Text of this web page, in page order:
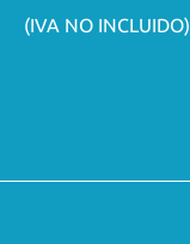
(IVA NO INCLUIDO)